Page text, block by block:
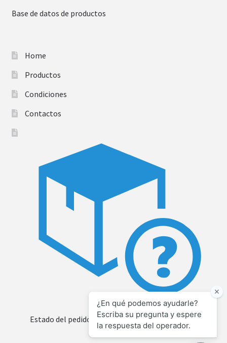
Base de datos de productos
Home
Productos
Condiciones
Contactos
Estado del pedido